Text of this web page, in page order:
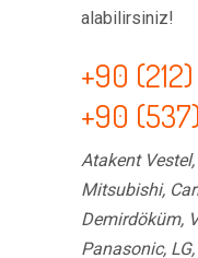
alabilirsiniz!
+90 (212)
+90
Atakent
Mitsubishi,
Demirdöküm,
Panasonic,